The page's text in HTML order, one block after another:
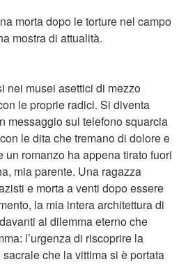
morta dopo le torture nel campo
mostra di attualità.
nei musei asettici di mezzo
le proprie radici. Si diventa
messaggio sul telefono squarcia
le dita che tremano di dolore e
romanzo ha appena tirato fuori
mia parente. Una ragazza
e morta a venti dopo essere
la mia intera architettura di
al dilemma eterno che
l’urgenza di riscoprire la
che la vittima si è portata